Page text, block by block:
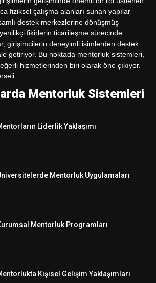
Mentorluk Sistemleri
Liderlik Yaklaşımı
Mentorluk Uygulamaları
Mentorluk Programları
Kişisel Gelişim Yaklaşımları